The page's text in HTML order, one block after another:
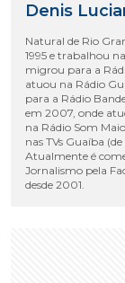
Denis
Natural de Rio
1995 e trabalhou
migrou para a
atuou na Rádio
para a Rádio
em 2007, onde
na Rádio Som
nas TVs Guaíba
Atualmente é
Jornalismo pela
desde 2001.